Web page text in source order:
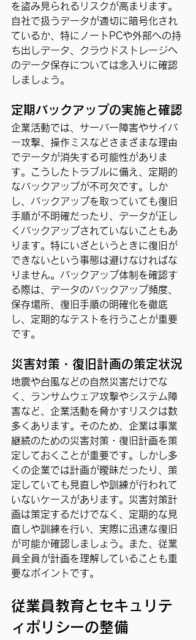
を盗み見られるリスクが高まります。
自社で扱うデータが適切に暗号化され
ているか、特にノートPCや外部への持
ち出しデータ、クラウドストレージへ
のデータ保存については念入りに確認
しましょう。
定期バックアップの実施と確認
企業活動では、サーバー障害やサイバ
ー攻撃、操作ミスなどさまざまな理由
でデータが消失する可能性がありま
す。こうしたトラブルに備え、定期的
なバックアップが不可欠です。しか
し、バックアップを取っていても復旧
手順が不明確だったり、データが正し
くバックアップされていないこともあ
ります。特にいざというときに復旧が
できないという事態は避けなければな
りません。バックアップ体制を確認す
る際は、データのバックアップ頻度、
保存場所、復旧手順の明確化を徹底
し、定期的なテストを行うことが重要
です。
災害対策・復旧計画の策定状況
地震や台風などの自然災害だけでな
く、ランサムウェア攻撃やシステム障
害など、企業活動を脅かすリスクは数
多くあります。そのため、企業は事業
継続のための災害対策・復旧計画を策
定しておくことが重要です。しかし多
くの企業では計画が曖昧だったり、策
定していても見直しや訓練が行われて
いないケースがあります。災害対策計
画は策定するだけでなく、定期的な見
直しや訓練を行い、実際に迅速な復旧
が可能か確認しましょう。また、従業
員全員が計画を理解していることも重
要なポイントです。
従業員教育とセキュリテ
ィポリシーの整備